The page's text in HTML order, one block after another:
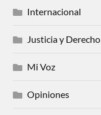
Internacional
Justicia y Derecho
Mi Voz
Opiniones